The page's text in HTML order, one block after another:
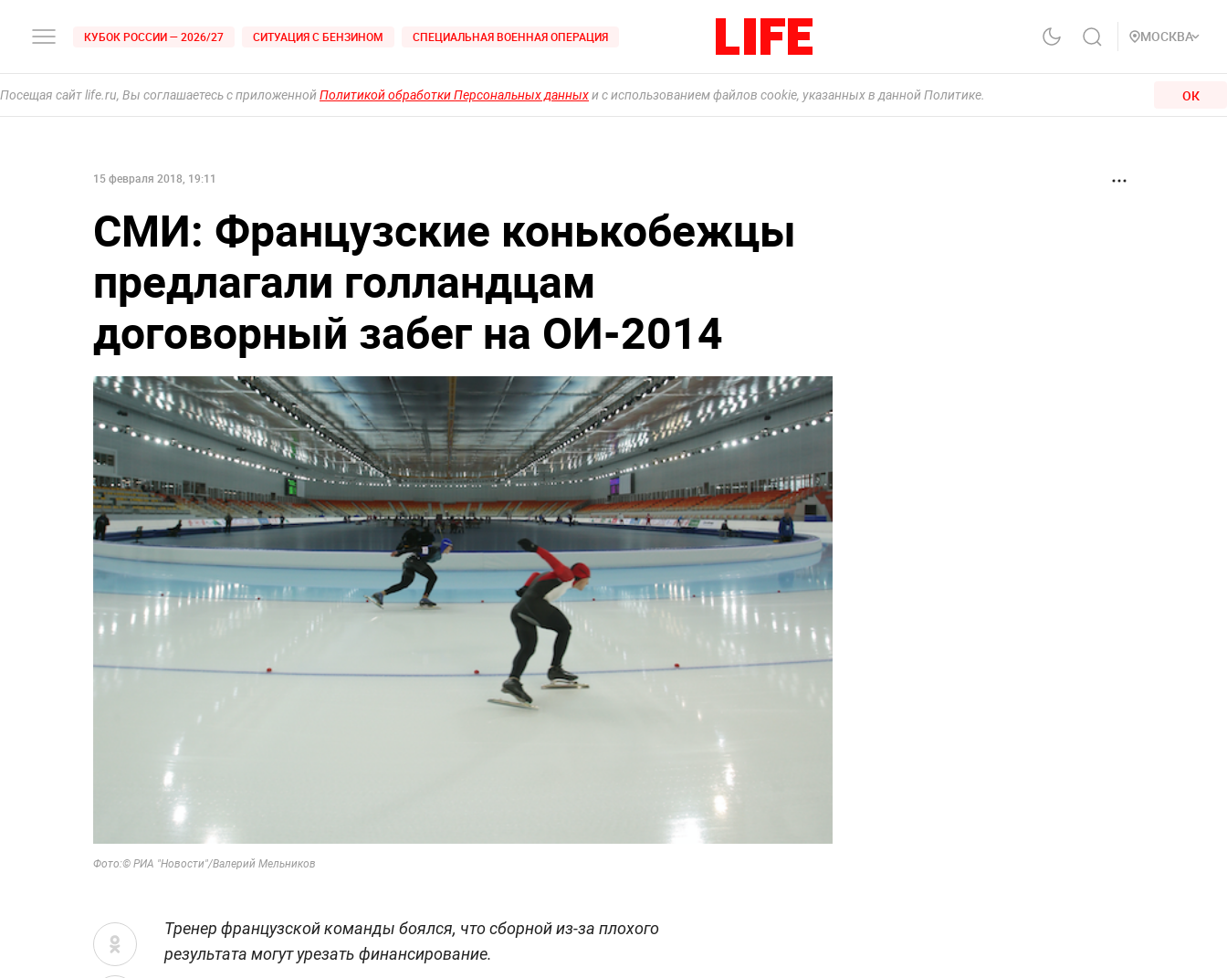
КУБОК РОССИИ — 2026/27 СИТУАЦИЯ С БЕНЗИНОМ СПЕЦИАЛЬНАЯ ВОЕННАЯ ОПЕРАЦИЯ МОСКВА
Посещая сайт life.ru, Вы соглашаетесь с приложеннойПолитикой обработки Персональных данныхи с использованием файлов cookie, указанных в данной Политике. ОК
15 февраля 2018, 19:11
СМИ: Французские конькобежцы
предлагали голландцам
договорный забег на ОИ-2014
Фото:© РИА "Новости"/Валерий Мельников
Тренер французской команды боялся, что сборной из-за плохого
результата могут урезать финансирование.